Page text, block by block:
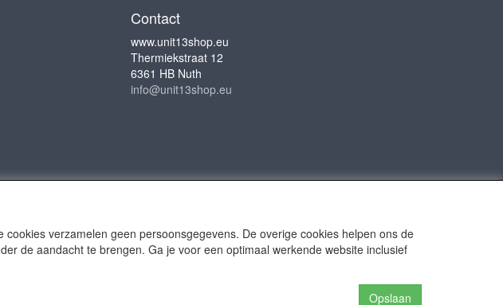
Contact
www.unit13shop.eu
Thermiekstraat 12
6361 HB Nuth
info@unit13shop.eu
verzamelen geen persoonsgegevens. De overige cookies helpen ons de
de aandacht te brengen. Ga je voor een optimaal werkende website inclusief
Opslaan